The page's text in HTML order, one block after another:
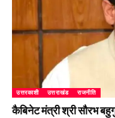
उत्तरकाशी उत्तराखंड राजनीति
कैबिनेट मंत्री श्री सौरभ